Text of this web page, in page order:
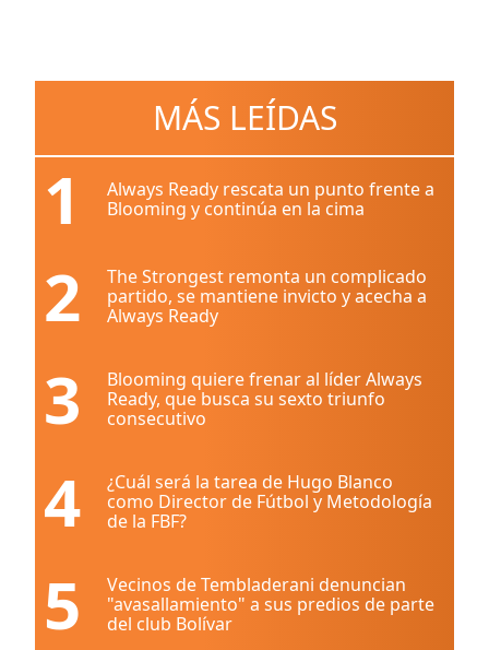
MÁS LEÍDAS
1
Always Ready rescata un punto frente a
Blooming y continúa en la cima
2
The Strongest remonta un complicado
partido, se mantiene invicto y acecha a
Always Ready
3
Blooming quiere frenar al líder Always
Ready, que busca su sexto triunfo
consecutivo
4
¿Cuál será la tarea de Hugo Blanco
como Director de Fútbol y Metodología
de la FBF?
5
Vecinos de Tembladerani denuncian
"avasallamiento" a sus predios de parte
del club Bolívar